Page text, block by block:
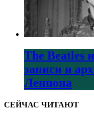
The Beatles
записи и
Леннона
СЕЙЧАС ЧИТАЮТ